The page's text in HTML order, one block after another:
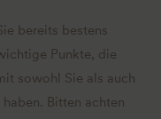
bereits bestens
Punkte, die
sowohl Sie als auch
Bitten achten